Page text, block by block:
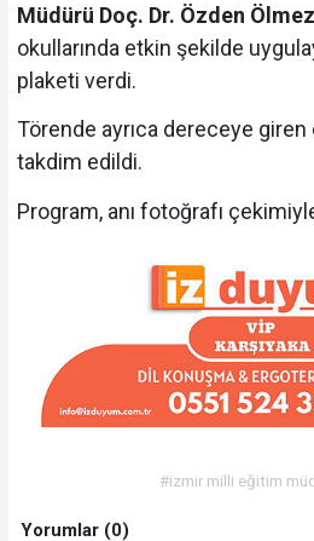
Müdürü Doç. Dr. Özden
okullarında etkin şekilde
plaketi verdi.
Törende ayrıca dereceye
takdim edildi.
Program, anı fotoğrafı
#izmir milli eğitim
Yorumlar (0)